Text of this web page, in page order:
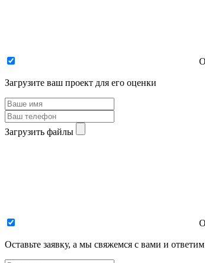
Загрузите ваш проект для его оценки
Загрузить файлы
Оставьте заявку, а мы свяжемся с вами и